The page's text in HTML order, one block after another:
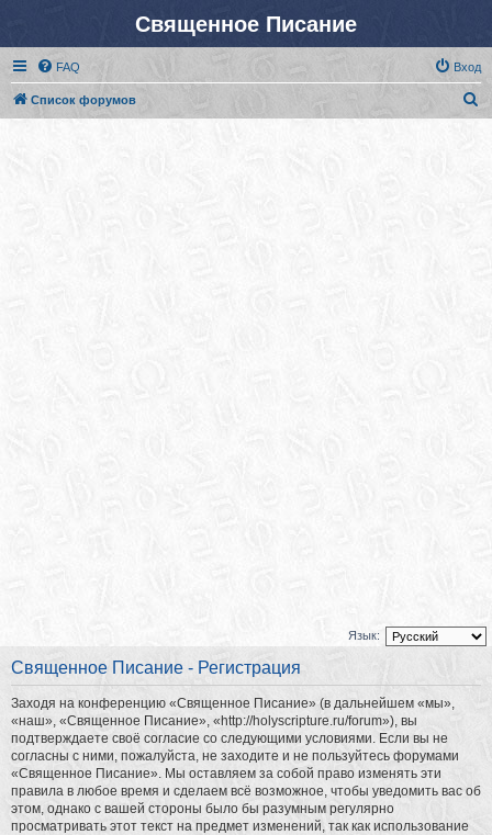
Священное Писание
FAQ Вход
Список форумов
Язык:
Священное Писание - Регистрация
Заходя на конференцию «Священное Писание» (в дальнейшем «мы»,
«наш», «Священное Писание», «http://holyscripture.ru/forum»), вы
подтверждаете своё согласие со следующими условиями. Если вы не
согласны с ними, пожалуйста, не заходите и не пользуйтесь форумами
«Священное Писание». Мы оставляем за собой право изменять эти
правила в любое время и сделаем всё возможное, чтобы уведомить вас об
этом, однако с вашей стороны было бы разумным регулярно
просматривать этот текст на предмет изменений, так как использование